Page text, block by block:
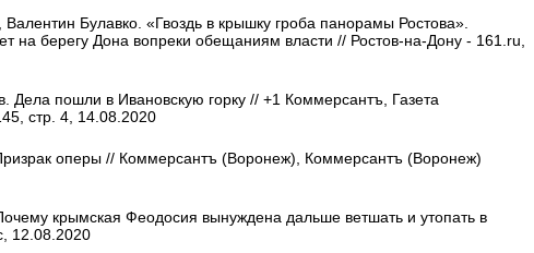
Булавко. «Гвоздь в крышку гроба панорамы Ростова».
на берегу Дона вопреки обещаниям власти // Ростов-на-Дону - 161.ru,
Дела пошли в Ивановскую горку // +1 Коммерсантъ, Газета
стр. 4, 14.08.2020
оперы // Коммерсантъ (Воронеж), Коммерсантъ (Воронеж)
крымская Феодосия вынуждена дальше ветшать и утопать в
12.08.2020